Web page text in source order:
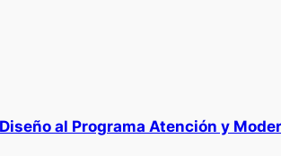
al Programa Atención y